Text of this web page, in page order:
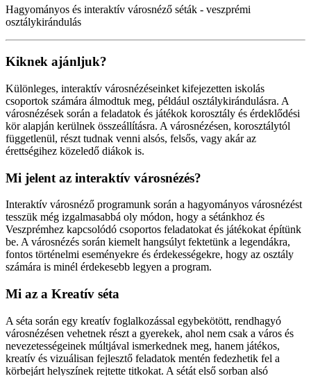
Hagyományos és interaktív városnéző séták - veszprémi
osztálykirándulás
Kiknek ajánljuk?
Különleges, interaktív városnézéseinket kifejezetten iskolás
csoportok számára álmodtuk meg, például osztálykirándulásra. A
városnézések során a feladatok és játékok korosztály és érdeklődési
kör alapján kerülnek összeállításra. A városnézésen, korosztálytól
függetlenül, részt tudnak venni alsós, felsős, vagy akár az
érettségihez közeledő diákok is.
Mi jelent az interaktív városnézés?
Interaktív városnéző programunk során a hagyományos városnézést
tesszük még izgalmasabbá oly módon, hogy a sétánkhoz és
Veszprémhez kapcsolódó csoportos feladatokat és játékokat építünk
be. A városnézés során kiemelt hangsúlyt fektetünk a legendákra,
fontos történelmi eseményekre és érdekességekre, hogy az osztály
számára is minél érdekesebb legyen a program.
Mi az a Kreatív séta
A séta során egy kreatív foglalkozással egybekötött, rendhagyó
városnézésen vehetnek részt a gyerekek, ahol nem csak a város és
nevezetességeinek múltjával ismerkednek meg, hanem játékos,
kreatív és vizuálisan fejlesztő feladatok mentén fedezhetik fel a
körbejárt helyszínek rejtette titkokat. A sétát első sorban alsó